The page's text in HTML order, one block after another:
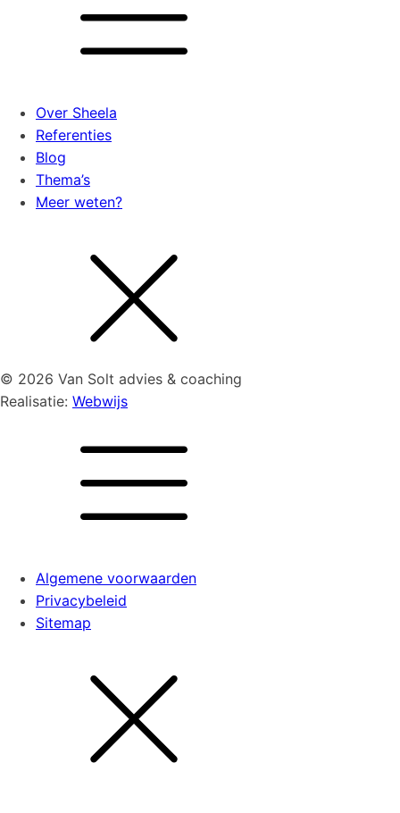
Over Sheela
Referenties
Blog
Thema’s
Meer weten?
© 2026 Van Solt advies & coaching
Realisatie: Webwijs
Algemene voorwaarden
Privacybeleid
Sitemap